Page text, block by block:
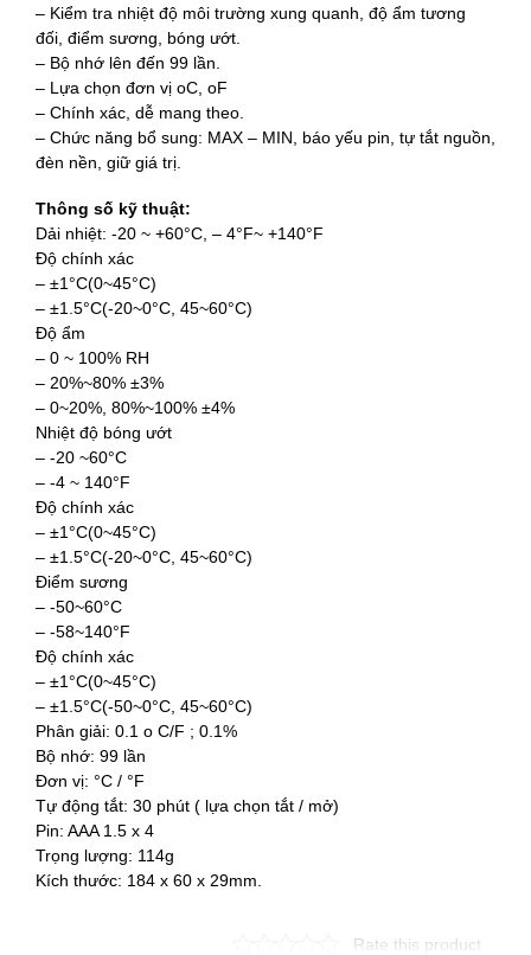
– Kiểm tra nhiệt độ môi trường xung quanh, độ ẩm tương
đối, điểm sương, bóng ướt.
– Bộ nhớ lên đến 99 lần.
– Lựa chọn đơn vị oC, oF
– Chính xác, dễ mang theo.
– Chức năng bổ sung: MAX – MIN, báo yếu pin, tự tắt nguồn,
đèn nền, giữ giá trị.
Thông số kỹ thuật:
Dải nhiệt: -20 ~ +60°C, – 4°F~ +140°F
Độ chính xác
– ±1°C(0~45°C)
– ±1.5°C(-20~0°C, 45~60°C)
Độ ẩm
– 0 ~ 100% RH
– 20%~80% ±3%
– 0~20%, 80%~100% ±4%
Nhiệt độ bóng ướt
– -20 ~60°C
– -4 ~ 140°F
Độ chính xác
– ±1°C(0~45°C)
– ±1.5°C(-20~0°C, 45~60°C)
Điểm sương
– -50~60°C
– -58~140°F
Độ chính xác
– ±1°C(0~45°C)
– ±1.5°C(-50~0°C, 45~60°C)
Phân giải: 0.1 o C/F ; 0.1%
Bộ nhớ: 99 lần
Đơn vị: °C / °F
Tự động tắt: 30 phút ( lựa chọn tắt / mở)
Pin: AAA 1.5 x 4
Trọng lượng: 114g
Kích thước: 184 x 60 x 29mm.
Rate this product